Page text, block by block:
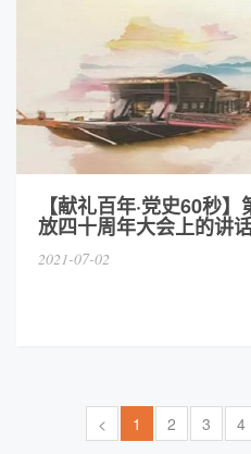
【献礼百年·党史60秒
放四十周年大会上的讲
2021-07-02
< 1 2 3 4